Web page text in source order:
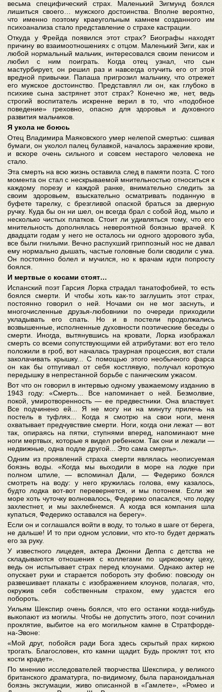
весьма специфический страх. Маленький Зигмунд боялся
лишиться своего… мужского достоинства. Вполне вероятно,
что именно поэтому краеугольным камнем созданного им
психоанализа стало представление о страхе кастрации.
Откуда у Фрейда появился этот страх? Биографы находят
причину во взаимоотношениях с отцом. Маленький Зиги, как и
любой нормальный мальчик, интересовался своим пенисом и
любил с ним поиграть. Когда отец узнал, что сын
мастурбирует, он решил раз и навсегда отучить его от этой
вредной привычки. Папаша пригрозил мальчику, что отрежет
его мужское достоинство. Представлял ли он, как глубоко в
психике сына застрянет этот страх? Конечно же, нет, ведь
строгий воспитатель искренне верил в то, что «подобное
поведение» греховно, опасно для здоровья и духовного
развития мальчиков.
Я укола не боюсь
Отец Владимира Маяковского умер нелепой смертью: сшивая
бумаги, он уколол палец булавкой, началось заражение крови,
и вскоре очень сильного и совсем нестарого человека не
стало.
Эта смерть на всю жизнь оставила след в памяти поэта. С того
момента он стал с нескрываемой мнительностью относиться к
каждому порезу и каждой ранке, внимательно следить за
своим здоровьем, взыскательно осматривать поданную в
буфете тарелку, с брезгливой опаской браться за дверную
ручку. Куда бы он ни шел, он всегда брал с собой йод, мыло и
несколько чистых платков. Стоит ли удивляться тому, что его
мнительность дополнялась невероятной боязнью врачей. К
двадцати годам у него не осталось ни одного здорового зуба,
все были гнилыми. Вечно распухший гриппозный нос не давал
ему нормально дышать, частые головные боли сводили с ума.
Он постоянно болел и мучился, но к врачам идти попросту
боялся.
И мертвые с косами стоят…
Испанский поэт Гарсия Лорка страдал танатофобией, то есть
боялся смерти. И чтобы хоть как-то заглушить этот страх,
постоянно говорил о ней. Ночами он не мог заснуть, и
многочисленные друзья-любовники по очереди приходили
укладывать его спать. Но и в постели продолжались
возвышенные, исполненные духовности поэтические беседы о
смерти. Иногда, вытянувшись на кровати, Лорка изображал
смерть со всеми сопутствующими ей атрибутами: вот его тело
положили в гроб, вот началась траурная процессия, вот стали
заколачивать крышку... С помощью этого необычного фарса
он как бы отпугивал от себя костлявую, получал короткую
передышку в непрестанной борьбе с паническим ужасом.
Вот что он говорил в интервью одному уважаемому изданию в
1943 году: «Смерть... Все напоминает о ней. Безмолвие,
покой, умиротворенность— ее предвестники. Она властвует.
Все подчинено ей... Я не могу ни на минуту прилечь на
постель в туфлях... Когда я смотрю на свои ноги, меня
охватывает предчувствие смерти. Ноги, когда они лежат — вот
так, опираясь на пятки, ступнями вперед, напоминают мне
ноги мертвых, которые я видел ребенком. Так они и лежали —
недвижные, одна подле другой... Это сама смерть».
Одним из проявлений страха смерти являлась неописуемая
боязнь воды. «Когда мы выходили в море на лодке при
полном штиле, — вспоминал Дали, — Федерико боялся
смотреть на воду: у него кружилась голова, ему казалось,
будто лодка вот-вот перевернется, и мы потонем. Если же
море хоть чуточку волновалось, Федерико опасался, что лодку
захлестнет, и мы захлебнемся. А когда вся компания шла
купаться, Федерико оставался на берегу».
Если он и соглашался войти в воду, то только в шаге от берега,
не дальше! И то при одном условии, что кто-то будет держать
его за руку.
У известного лицедея, актера Джонни Деппа с детства не
складываются отношения с коллегами по цирковому цеху,
ведь он испытывает страх перед клоунами. Однако актер не
опускает руки и старается побороть эту фобию: повсюду он
развешивает плакаты с изображением клоунов, полагая, что,
окружив себя собственным страхом, ему удастся его
побороть.
Уильям Шекспир очень боялся, что его останки когда-нибудь
выкопают из могилы. Чтобы не допустить этого, поэт сочинил
проклятие, выбитое на его могильном камне в Стратфорде-
на-Эвоне:
«Мой друг, побойся ради Бога здесь скрытый прах киркою
трогать. Благословен, кто камни щадит. Будь проклят тот, кто
кости крадет».
По мнению исследователей творчества Шекспира, у великого
британского драматурга, по-видимому, была параноидальная
боязнь эксгумации, живо описанной в «Гамлете», «Ромео и